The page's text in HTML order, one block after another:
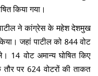
किया गया।
ने कांग्रेस के महेश देशमुख
जहां पाटील को 844 वोट
14 वोट अमान्य घोषित किए
पर 624 वोटरों की ताकत